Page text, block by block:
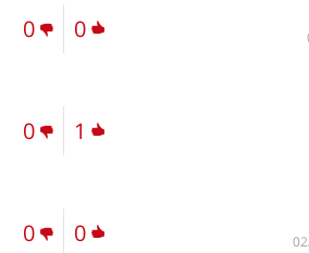
0
0
1
0
0
0